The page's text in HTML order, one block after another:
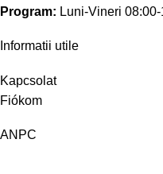
Program: Luni-Vineri
Informatii utile
Kapcsolat
Fiókom
ANPC